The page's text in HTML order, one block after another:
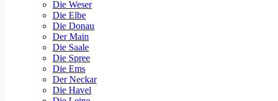
Die Weser
Die Elbe
Die Donau
Der Main
Die Saale
Die Spree
Die Ems
Der Neckar
Die Havel